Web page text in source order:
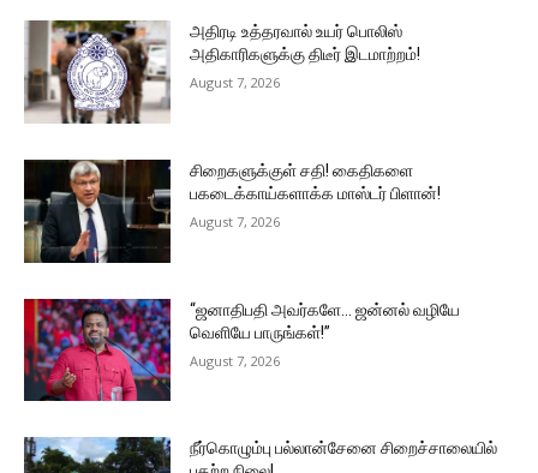
அதிரடி உத்தரவால் உயர் பொலிஸ்
அதிகாரிகளுக்கு திடீர் இடமாற்றம்!
August 7, 2026
சிறைகளுக்குள் சதி! கைதிகளை
பகடைக்காய்களாக்க மாஸ்டர் பிளான்!
August 7, 2026
“ஜனாதிபதி அவர்களே… ஜன்னல் வழியே
வெளியே பாருங்கள்!”
August 7, 2026
நீர்கொழும்பு பல்லான்சேனை சிறைச்சாலையில்